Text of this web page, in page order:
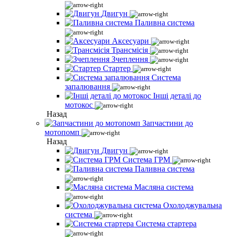
Двигун
Паливна система
Аксесуари
Трансмісія
Зчеплення
Стартер
Система
запалювання
Інші деталі до
мотокос
Назад
Запчастини до
мотопомп
Назад
Двигун
Система ГРМ
Паливна система
Масляна система
Охолоджувальна
система
Система стартера